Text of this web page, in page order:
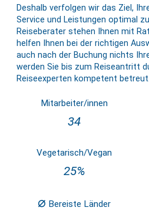
Deshalb verfolgen wir das Ziel,
Service und Leistungen optimal
Reiseberater stehen Ihnen mit
helfen Ihnen bei der richtigen
auch nach der Buchung nichts
werden Sie bis zum Reiseantritt
Reiseexperten kompetent betreut.
Mitarbeiter/innen
34
Vegetarisch/Vegan
25%
⌀ Bereiste Länder